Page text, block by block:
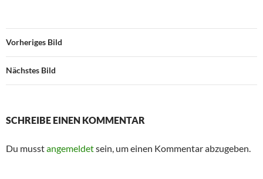
Vorheriges Bild
Nächstes Bild
SCHREIBE EINEN KOMMENTAR
Du musstangemeldetsein, um einen Kommentar abzugeben.